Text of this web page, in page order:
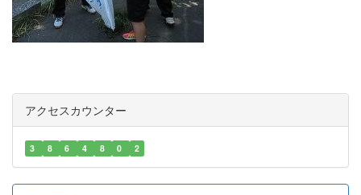
アクセスカウンター
3 8 6 4 8 0 2